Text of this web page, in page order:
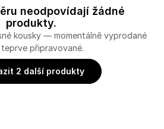
neodpovídají žádné
produkty.
kousky — momentálně vyprodané
připravované.
2 další produkty